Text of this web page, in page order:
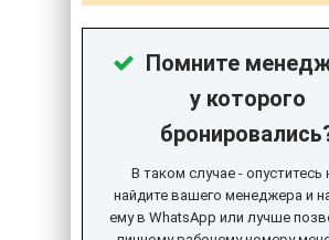
Помните
у которого
В таком случае - опуститесь
найдите вашего менеджера и
ему в WhatsApp или лучше